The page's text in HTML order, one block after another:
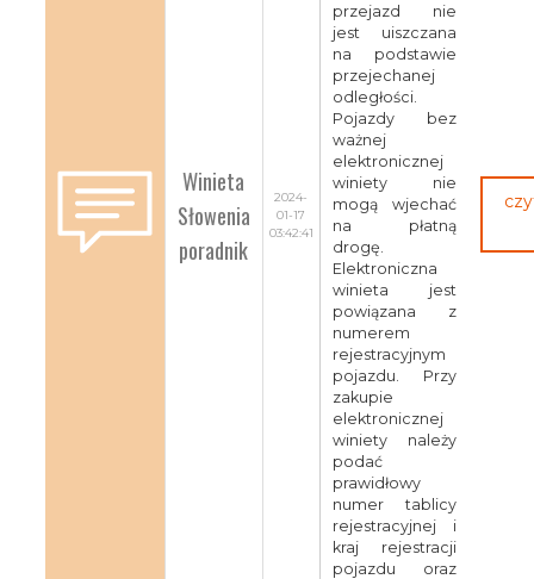
Winieta
Słowenia
poradnik
2024-
01-17
03:42:41
przejazd nie
jest uiszczana
na podstawie
przejechanej
odległości.
Pojazdy bez
ważnej
elektronicznej
winiety nie
mogą wjechać
na płatną
drogę.
Elektroniczna
winieta jest
powiązana z
numerem
rejestracyjnym
pojazdu. Przy
zakupie
elektronicznej
winiety należy
podać
prawidłowy
numer tablicy
rejestracyjnej i
kraj rejestracji
pojazdu oraz